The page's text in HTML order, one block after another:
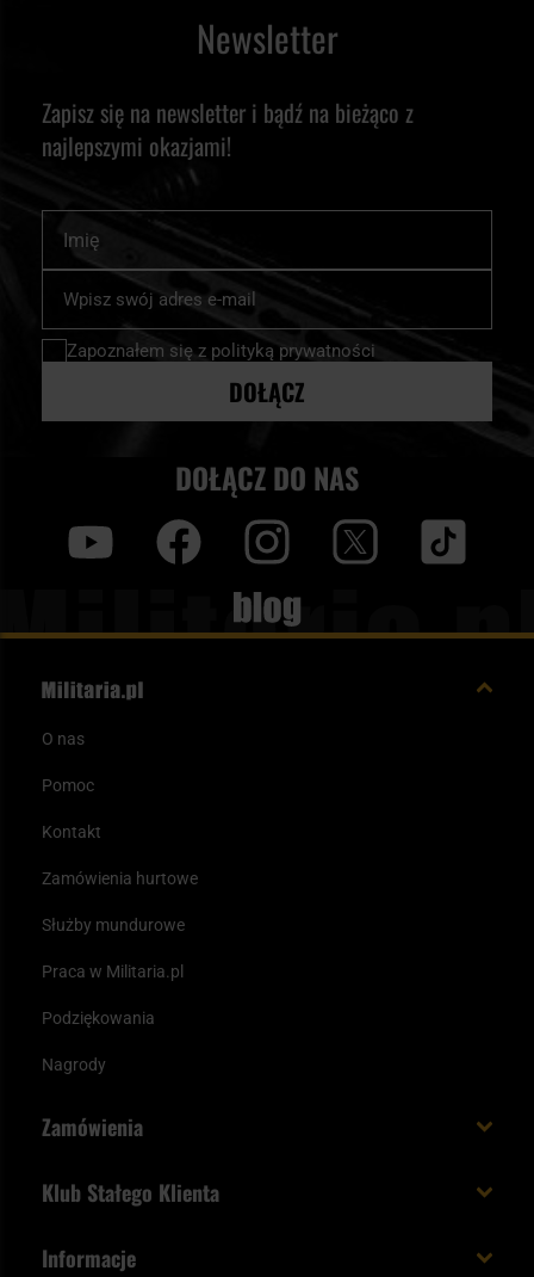
Newsletter
Zapisz się na newsletter i bądź na bieżąco z
najlepszymi okazjami!
nasz
newsletter:
Zapoznałem się z polityką prywatności
DOŁĄCZ
DOŁĄCZ DO NAS
Blog
O nas
Pomoc
Kontakt
Zamówienia hurtowe
Służby mundurowe
Praca w Militaria.pl
Podziękowania
Nagrody
Zamówienia
Paczka w weekend
Klub Stałego Klienta
Informacje